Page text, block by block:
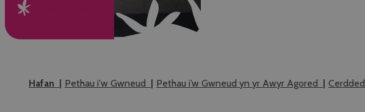
Hafan Pethau i'w Gwneud Pethau i’w Gwneud yn yr Awyr Agored Cerdded